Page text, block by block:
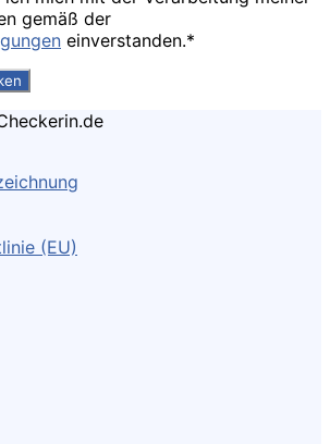
gemäß der
einverstanden.*
(EU)